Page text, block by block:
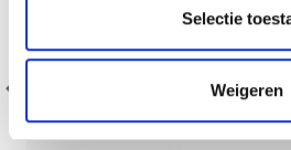
Selectie
Weigeren